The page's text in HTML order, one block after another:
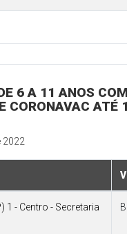
6 A 11 ANOS
CORONAVAC
2022
1 - Centro - Secretaria